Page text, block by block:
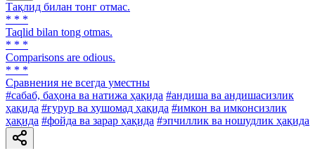
Тақлид билан тонг отмас.
* * *
Taqlid bilan tong otmas.
* * *
Comparisons are odious.
* * *
Сравнения не всегда уместны
#сабаб, баҳона ва натижа ҳақида #андиша ва андишасизлик
ҳақида #ғурур ва хушомад ҳақида #имкон ва имконсизлик
ҳақида #фойда ва зарар ҳақида #эпчиллик ва ношудлик ҳақида